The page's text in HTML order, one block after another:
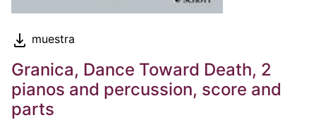
muestra
Granica, Dance Toward Death, 2
pianos and percussion, score and
parts